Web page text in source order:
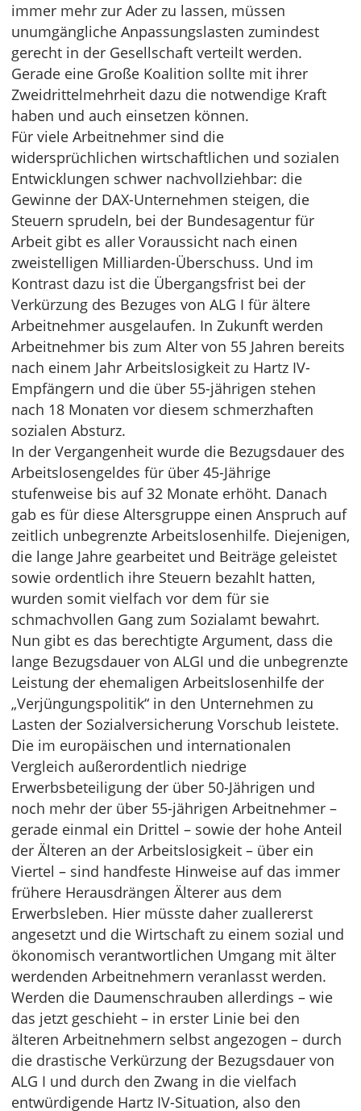
immer mehr zur Ader zu lassen, müssen
unumgängliche Anpassungslasten zumindest
gerecht in der Gesellschaft verteilt werden.
Gerade eine Große Koalition sollte mit ihrer
Zweidrittelmehrheit dazu die notwendige Kraft
haben und auch einsetzen können.
Für viele Arbeitnehmer sind die
widersprüchlichen wirtschaftlichen und sozialen
Entwicklungen schwer nachvollziehbar: die
Gewinne der DAX-Unternehmen steigen, die
Steuern sprudeln, bei der Bundesagentur für
Arbeit gibt es aller Voraussicht nach einen
zweistelligen Milliarden-Überschuss. Und im
Kontrast dazu ist die Übergangsfrist bei der
Verkürzung des Bezuges von ALG I für ältere
Arbeitnehmer ausgelaufen. In Zukunft werden
Arbeitnehmer bis zum Alter von 55 Jahren bereits
nach einem Jahr Arbeitslosigkeit zu Hartz IV-
Empfängern und die über 55-jährigen stehen
nach 18 Monaten vor diesem schmerzhaften
sozialen Absturz.
In der Vergangenheit wurde die Bezugsdauer des
Arbeitslosengeldes für über 45-Jährige
stufenweise bis auf 32 Monate erhöht. Danach
gab es für diese Altersgruppe einen Anspruch auf
zeitlich unbegrenzte Arbeitslosenhilfe. Diejenigen,
die lange Jahre gearbeitet und Beiträge geleistet
sowie ordentlich ihre Steuern bezahlt hatten,
wurden somit vielfach vor dem für sie
schmachvollen Gang zum Sozialamt bewahrt.
Nun gibt es das berechtigte Argument, dass die
lange Bezugsdauer von ALGI und die unbegrenzte
Leistung der ehemaligen Arbeitslosenhilfe der
„Verjüngungspolitik“ in den Unternehmen zu
Lasten der Sozialversicherung Vorschub leistete.
Die im europäischen und internationalen
Vergleich außerordentlich niedrige
Erwerbsbeteiligung der über 50-Jährigen und
noch mehr der über 55-jährigen Arbeitnehmer –
gerade einmal ein Drittel – sowie der hohe Anteil
der Älteren an der Arbeitslosigkeit – über ein
Viertel – sind handfeste Hinweise auf das immer
frühere Herausdrängen Älterer aus dem
Erwerbsleben. Hier müsste daher zuallererst
angesetzt und die Wirtschaft zu einem sozial und
ökonomisch verantwortlichen Umgang mit älter
werdenden Arbeitnehmern veranlasst werden.
Werden die Daumenschrauben allerdings – wie
das jetzt geschieht – in erster Linie bei den
älteren Arbeitnehmern selbst angezogen – durch
die drastische Verkürzung der Bezugsdauer von
ALG I und durch den Zwang in die vielfach
entwürdigende Hartz IV-Situation, also den